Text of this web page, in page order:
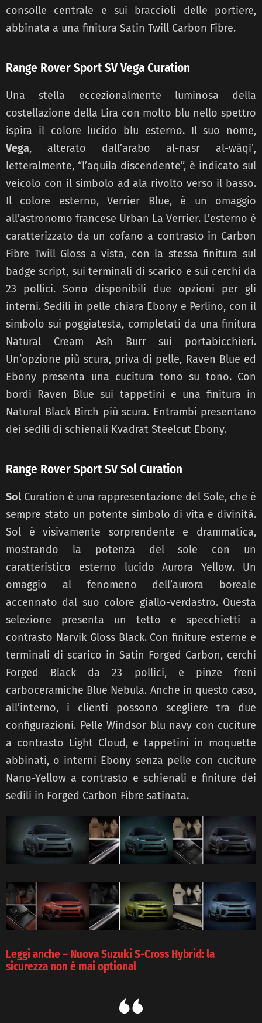
consolle centrale e sui braccioli delle portiere,
abbinata a una finitura Satin Twill Carbon Fibre.
Range Rover Sport SV Vega Curation
Una stella eccezionalmente luminosa della
costellazione della Lira con molto blu nello spettro
ispira il colore lucido blu esterno. Il suo nome,
Vega, alterato dall’arabo al-nasr al-wāqiʽ,
letteralmente, “l’aquila discendente”, è indicato sul
veicolo con il simbolo ad ala rivolto verso il basso.
Il colore esterno, Verrier Blue, è un omaggio
all’astronomo francese Urban La Verrier. L’esterno è
caratterizzato da un cofano a contrasto in Carbon
Fibre Twill Gloss a vista, con la stessa finitura sul
badge script, sui terminali di scarico e sui cerchi da
23 pollici. Sono disponibili due opzioni per gli
interni. Sedili in pelle chiara Ebony e Perlino, con il
simbolo sui poggiatesta, completati da una finitura
Natural Cream Ash Burr sui portabicchieri.
Un’opzione più scura, priva di pelle, Raven Blue ed
Ebony presenta una cucitura tono su tono. Con
bordi Raven Blue sui tappetini e una finitura in
Natural Black Birch più scura. Entrambi presentano
dei sedili di schienali Kvadrat Steelcut Ebony.
Range Rover Sport SV Sol Curation
SolCuration è una rappresentazione del Sole, che è
sempre stato un potente simbolo di vita e divinità.
Sol è visivamente sorprendente e drammatica,
mostrando la potenza del sole con un
caratteristico esterno lucido Aurora Yellow. Un
omaggio al fenomeno dell’aurora boreale
accennato dal suo colore giallo-verdastro. Questa
selezione presenta un tetto e specchietti a
contrasto Narvik Gloss Black. Con finiture esterne e
terminali di scarico in Satin Forged Carbon, cerchi
Forged Black da 23 pollici, e pinze freni
carboceramiche Blue Nebula. Anche in questo caso,
all’interno, i clienti possono scegliere tra due
configurazioni. Pelle Windsor blu navy con cuciture
a contrasto Light Cloud, e tappetini in moquette
abbinati, o interni Ebony senza pelle con cuciture
Nano-Yellow a contrasto e schienali e finiture dei
sedili in Forged Carbon Fibre satinata.
Leggi anche – Nuova Suzuki S-Cross Hybrid: la
sicurezza non è mai optional